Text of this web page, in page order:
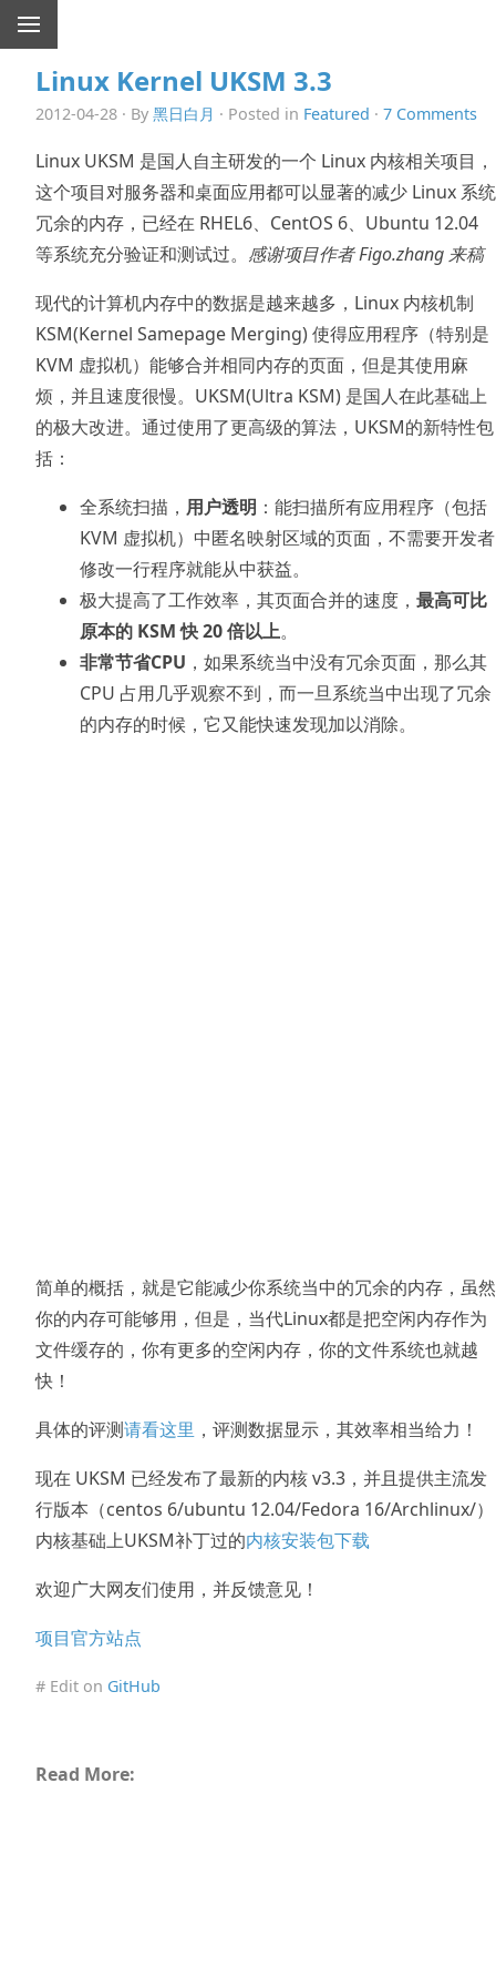
Linux Kernel UKSM 3.3
2012-04-28 · By 黑日白月 · Posted in Featured · 7 Comments
Linux UKSM 是国人自主研发的一个 Linux 内核相关项目，
这个项目对服务器和桌面应用都可以显著的减少 Linux 系统
冗余的内存，已经在 RHEL6、CentOS 6、Ubuntu 12.04
等系统充分验证和测试过。 感谢项目作者 Figo.zhang 来稿
现代的计算机内存中的数据是越来越多，Linux 内核机制
KSM(Kernel Samepage Merging) 使得应用程序（特别是
KVM 虚拟机）能够合并相同内存的页面，但是其使用麻
烦，并且速度很慢。UKSM(Ultra KSM) 是国人在此基础上
的极大改进。通过使用了更高级的算法，UKSM的新特性包
括：
全系统扫描， 用户透明 ：能扫描所有应用程序（包括
KVM 虚拟机）中匿名映射区域的页面，不需要开发者
修改一行程序就能从中获益。
极大提高了工作效率，其页面合并的速度， 最高可比
原本的 KSM 快 20 倍以上。
非常节省CPU ，如果系统当中没有冗余页面，那么其
CPU 占用几乎观察不到，而一旦系统当中出现了冗余
的内存的时候，它又能快速发现加以消除。
简单的概括，就是它能减少你系统当中的冗余的内存，虽然
你的内存可能够用，但是，当代Linux都是把空闲内存作为
文件缓存的，你有更多的空闲内存，你的文件系统也就越
快！
具体的评测请看这里 ，评测数据显示，其效率相当给力！
现在 UKSM 已经发布了最新的内核 v3.3，并且提供主流发
行版本（centos 6/ubuntu 12.04/Fedora 16/Archlinux/）
内核基础上UKSM补丁过的内核安装包下载
欢迎广大网友们使用，并反馈意见！
项目官方站点
# Edit on GitHub
Read More: